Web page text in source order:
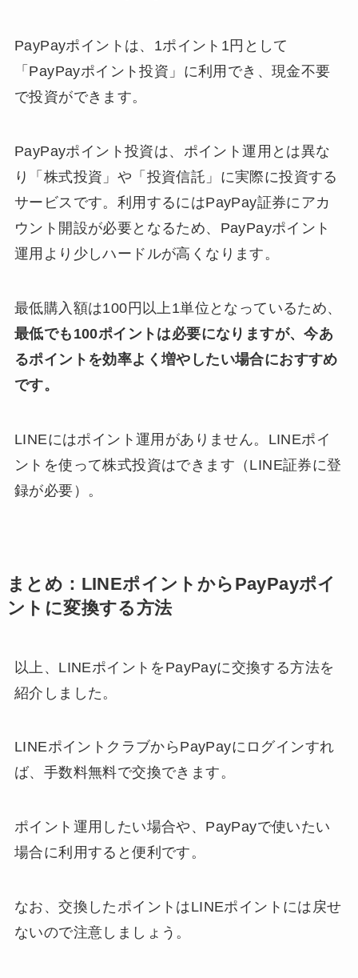
PayPayポイントは、1ポイント1円として
「PayPayポイント投資」に利用でき、現金不要
で投資ができます。
PayPayポイント投資は、ポイント運用とは異な
り「株式投資」や「投資信託」に実際に投資する
サービスです。利用するにはPayPay証券にアカ
ウント開設が必要となるため、PayPayポイント
運用より少しハードルが高くなります。
最低購入額は100円以上1単位となっているため、
最低でも100ポイントは必要になりますが、今あ
るポイントを効率よく増やしたい場合におすすめ
です。
LINEにはポイント運用がありません。LINEポイ
ントを使って株式投資はできます（LINE証券に登
録が必要）。
まとめ：LINEポイントからPayPayポイ
ントに変換する方法
以上、LINEポイントをPayPayに交換する方法を
紹介しました。
LINEポイントクラブからPayPayにログインすれ
ば、手数料無料で交換できます。
ポイント運用したい場合や、PayPayで使いたい
場合に利用すると便利です。
なお、交換したポイントはLINEポイントには戻せ
ないので注意しましょう。